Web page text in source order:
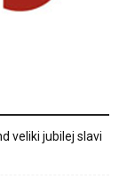
veliki jubilej slavi